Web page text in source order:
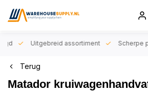
Uitgebreid assortiment Scherpe
Terug
Matador